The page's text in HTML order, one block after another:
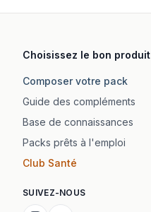
Choisissez le bon produit
Composer votre pack
Guide des compléments
Base de connaissances
Packs prêts à l'emploi
Club Santé
SUIVEZ-NOUS